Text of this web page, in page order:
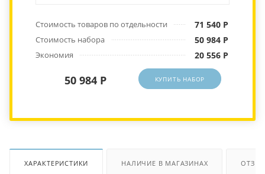
Стоимость товаров по отдельности 71 540 Р
Стоимость набора 50 984 Р
Экономия 20 556 Р
50 984 Р КУПИТЬ НАБОР
ХАРАКТЕРИСТИКИ НАЛИЧИЕ В МАГАЗИНАХ